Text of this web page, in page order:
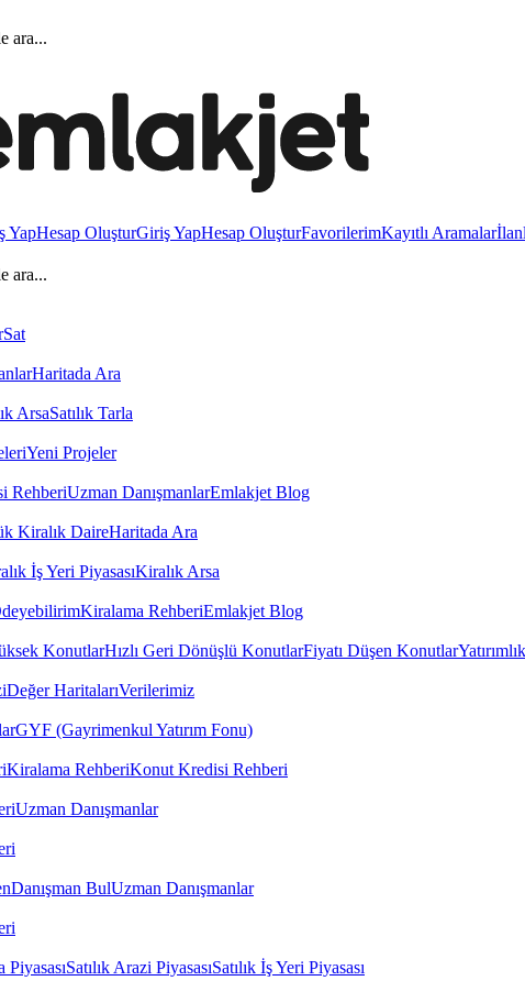
ara...
YapHesap OluşturGiriş YapHesap OluşturFavorilerimKayıtlı Aramalar
ara...
Sat
Haritada Ara
ArsaSatılık Tarla
Yeni Projeler
RehberiUzman DanışmanlarEmlakjet Blog
Kiralık DaireHaritada Ara
İş Yeri PiyasasıKiralık Arsa
Kiralama RehberiEmlakjet Blog
KonutlarHızlı Geri Dönüşlü KonutlarFiyatı Düşen Konutlar
Değer HaritalarıVerilerimiz
GYF (Gayrimenkul Yatırım Fonu)
Kiralama RehberiKonut Kredisi Rehberi
Uzman Danışmanlar
Danışman BulUzman Danışmanlar
PiyasasıSatılık Arazi PiyasasıSatılık İş Yeri Piyasası